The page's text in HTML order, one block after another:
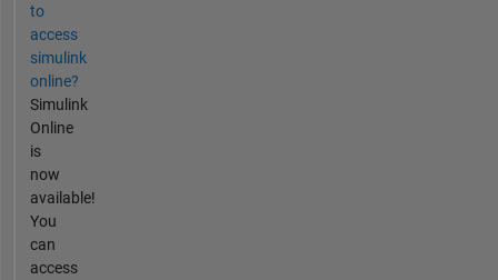
to
access
simulink
online?
Simulink
Online
is
now
available!
You
can
access